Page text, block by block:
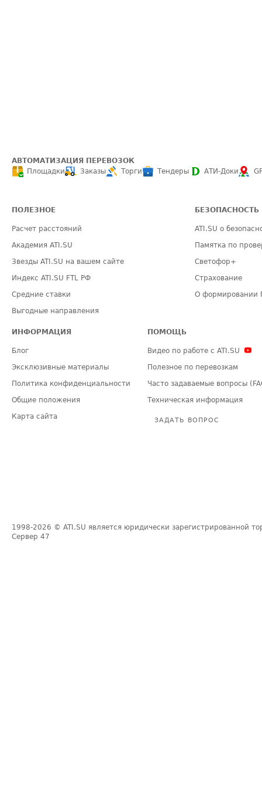
АВТОМАТИЗАЦИЯ ПЕРЕВОЗОК
Площадки
Заказы Торги Тендеры АТИ-Доки
ПОЛЕЗНОЕ
Расчет расстояний
Академия ATI.SU
Звезды ATI.SU на вашем сайте
Индекс ATI.SU FTL РФ
Средние ставки
Выгодные направления
БЕЗОПАСНОСТЬ
ATI.SU о
Памятка по
Светофор+
Страхование
О формировании
ИНФОРМАЦИЯ
Блог
Эксклюзивные материалы
Политика конфиденциальности
Общие положения
Карта сайта
ПОМОЩЬ
Видео по работе с ATI.SU
Полезное по перевозкам
Часто задаваемые вопросы
Техническая информация
ЗАДАТЬ ВОПРОС
1998-2026 © ATI.SU является юридически зарегистрированной
Сервер 47